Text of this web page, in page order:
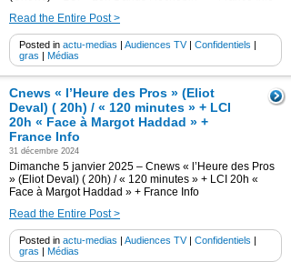
Read the Entire Post >
Posted in actu-medias | Audiences TV| Confidentiels |
gras | Médias
Cnews « l’Heure des Pros » (Eliot
Deval) ( 20h) / « 120 minutes » + LCI
20h « Face à Margot Haddad » +
France Info
31 décembre 2024
Dimanche 5 janvier 2025 – Cnews « l’Heure des Pros
» (Eliot Deval) ( 20h) / « 120 minutes » + LCI 20h «
Face à Margot Haddad » + France Info
Read the Entire Post >
Posted in actu-medias | Audiences TV| Confidentiels |
gras | Médias